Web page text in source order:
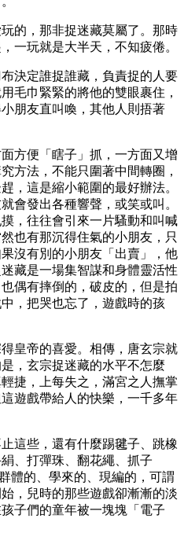
的，那非捉迷藏莫屬了。那時
一玩就是大半天，不知疲倦。
決定誰捉誰藏，負責捉的人要
毛巾緊緊的將他的雙眼裹住，
朋友直叫喚，其他人則捂著
方便「瞎子」抓，一方面又增
方法，不能只圍著中間轉圈，
，這是縮小範圍的最好辦法。
會發出各種響聲，或笑或叫。
，往往會引來一片騷動和叫喊
也有那沉得住氣的小朋友，只
沒有別的小朋友「出賣」，他
藏是一場集智謀和身體靈活性
偶有摔倒的，破皮的，但是拍
，把哭也忘了，遊戲時的孩
皇帝的喜愛。相傳，唐玄宗就
，玄宗捉迷藏的水平不怎麼
捷，上每失之，滿宮之人撫掌
遊戲帶給人的快樂，一千多年
這些，還有什麼踢毽子、跳橡
、打彈珠、翻花繩、抓子
體的、學來的、現編的，可謂
，兒時的那些遊戲卻漸漸的淡
子們的童年被一塊塊「電子